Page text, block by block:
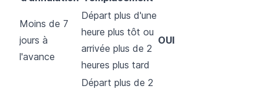
Moins de 7
jours à
l'avance
Départ plus d'une
heure plus tôt ou
arrivée plus de 2
heures plus tard
OUI
Départ plus de 2